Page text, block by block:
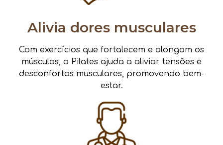
Alivia dores musculares
Com exercícios que fortalecem e alongam os
músculos, o Pilates ajuda a aliviar tensões e
desconfortos musculares, promovendo bem-
estar.